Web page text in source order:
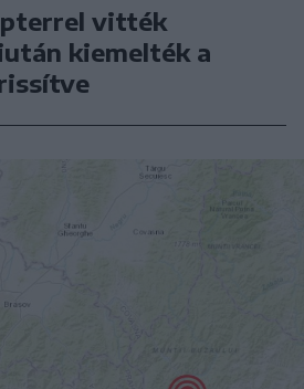
vitték
kiemelték a